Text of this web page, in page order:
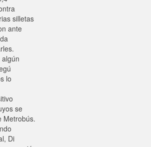
silletas
ante
lo
se
Metrobús.
Di